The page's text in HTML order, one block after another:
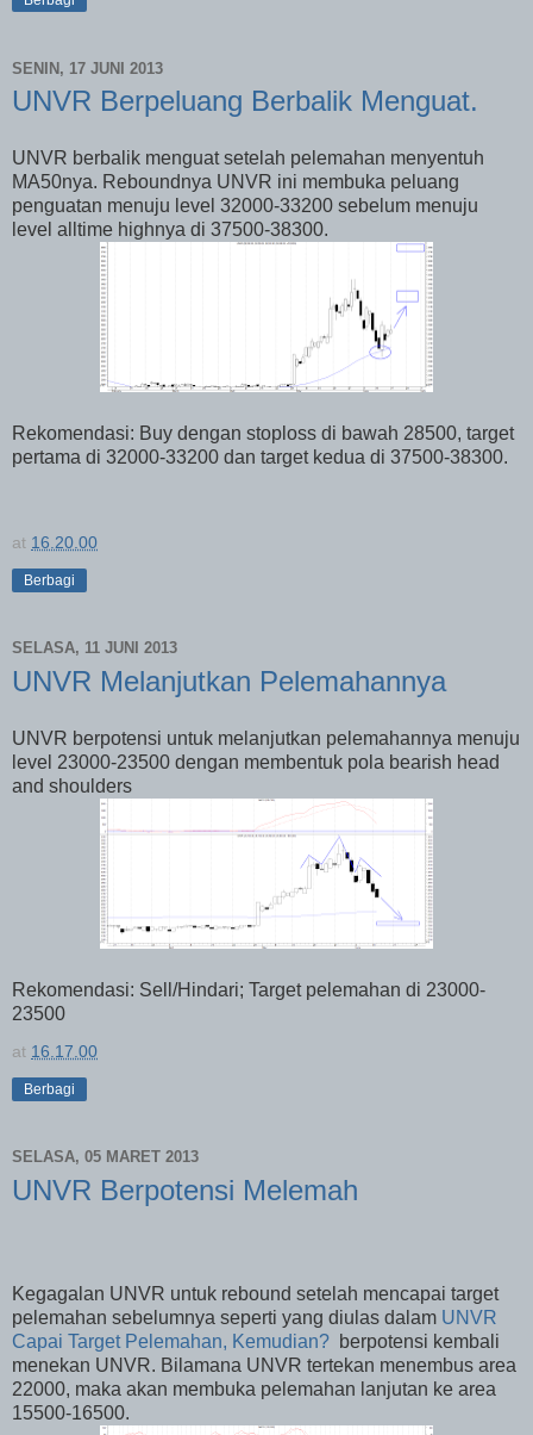
SENIN, 17 JUNI 2013
UNVR Berpeluang Berbalik Menguat.
UNVR berbalik menguat setelah pelemahan menyentuh
MA50nya. Reboundnya UNVR ini membuka peluang
penguatan menuju level 32000-33200 sebelum menuju
level alltime highnya di 37500-38300.
Rekomendasi: Buy dengan stoploss di bawah 28500, target
pertama di 32000-33200 dan target kedua di 37500-38300.
at 16.20.00
Berbagi
SELASA, 11 JUNI 2013
UNVR Melanjutkan Pelemahannya
UNVR berpotensi untuk melanjutkan pelemahannya menuju
level 23000-23500 dengan membentuk pola bearish head
and shoulders
Rekomendasi: Sell/Hindari; Target pelemahan di 23000-
23500
at 16.17.00
Berbagi
SELASA, 05 MARET 2013
UNVR Berpotensi Melemah
Kegagalan UNVR untuk rebound setelah mencapai target
pelemahan sebelumnya seperti yang diulas dalam UNVR
Capai Target Pelemahan, Kemudian? berpotensi kembali
menekan UNVR. Bilamana UNVR tertekan menembus area
22000, maka akan membuka pelemahan lanjutan ke area
15500-16500.